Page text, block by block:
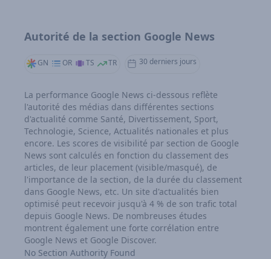
Autorité de la section Google News
GN OR TS TR 30 derniers jours
La performance Google News ci‑dessous reflète
l'autorité des médias dans différentes sections
d'actualité comme Santé, Divertissement, Sport,
Technologie, Science, Actualités nationales et plus
encore. Les scores de visibilité par section de Google
News sont calculés en fonction du classement des
articles, de leur placement (visible/masqué), de
l'importance de la section, de la durée du classement
dans Google News, etc. Un site d'actualités bien
optimisé peut recevoir jusqu'à 4 % de son trafic total
depuis Google News. De nombreuses études
montrent également une forte corrélation entre
Google News et Google Discover.
No Section Authority Found